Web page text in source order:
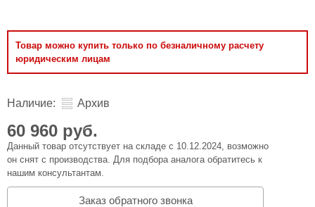
Товар можно купить только по безналичному расчету
юридическим лицам
Наличие: Архив
60 960 руб.
Данный товар отсутствует на складе с 10.12.2024, возможно
он снят с производства. Для подбора аналога обратитесь к
нашим консультантам.
Заказ обратного звонка